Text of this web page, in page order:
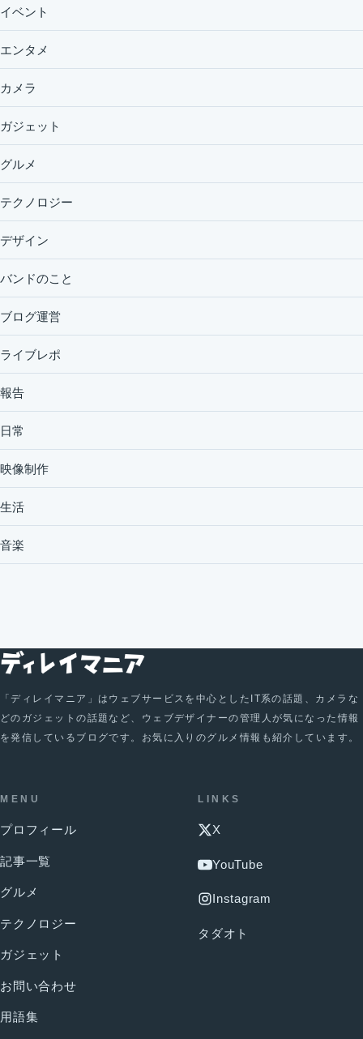
イベント
エンタメ
カメラ
ガジェット
グルメ
テクノロジー
デザイン
バンドのこと
ブログ運営
ライブレポ
報告
日常
映像制作
生活
音楽
「ディレイマニア」はウェブサービスを中心としたIT系の話題、カメラな
どのガジェットの話題など、ウェブデザイナーの管理人が気になった情報
を発信しているブログです。お気に入りのグルメ情報も紹介しています。
MENU
プロフィール
記事一覧
グルメ
テクノロジー
ガジェット
お問い合わせ
用語集
LINKS
X
YouTube
Instagram
タダオト